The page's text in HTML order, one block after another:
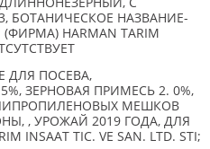
БОТАНИЧЕСКОЕ НАЗВАНИЕ-
HARMAN TARIM
ДЛЯ ПОСЕВА,
ЗЕРНОВАЯ ПРИМЕСЬ 2. 0%,
МЕШКОВ
, УРОЖАЙ 2019 ГОДА, ДЛЯ
INSAAT TIC. VE SAN. LTD. STI;